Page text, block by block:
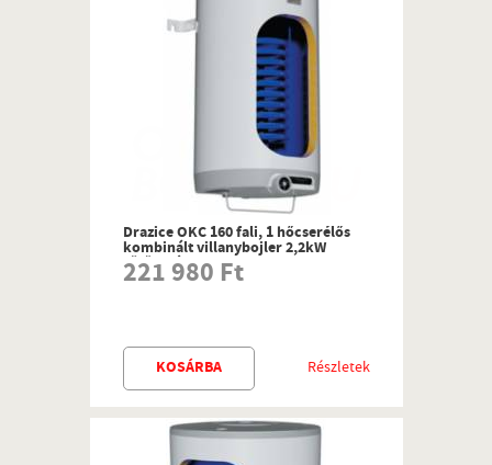
Drazice OKC 160 fali, 1 hőcserélős
kombinált villanybojler 2,2kW
fűtőbetéttel
221 980 Ft
Részletek
KOSÁRBA